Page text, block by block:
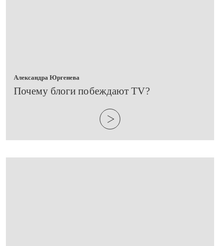
Александра Юргенева
​Почему блоги побеждают TV?